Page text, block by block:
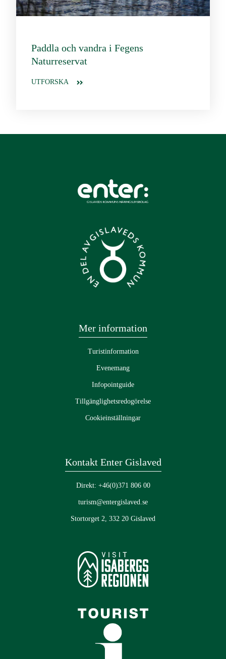
Paddla och vandra i Fegens
Naturreservat
UTFORSKA
Mer information
Turistinformation
Evenemang
Infopointguide
Tillgänglighetsredogörelse
Cookieinställningar
Kontakt Enter Gislaved
Direkt: +46(0)371 806 00
turism@entergislaved.se
Stortorget 2, 332 20 Gislaved